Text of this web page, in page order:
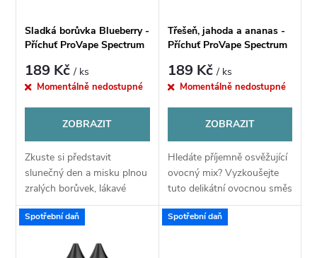
í
p
r
d
u
k
s
p
r
o
d
u
Sladká borůvka Blueberry -
Příchuť ProVape Spectrum
189 Kč/ ks
Momentálně nedostupné
ZOBRAZIT
Zkuste si představit
slunečný den a misku plnou
zralých borůvek, lákavé
spojení, nemyslíte? Nyní si
můžete vychutnat tuto
na vás záplava...
Třešeň, jahoda a ananas -
Příchuť ProVape Spectrum
189 Kč/ ks
Momentálně nedostupné
ZOBRAZIT
Hledáte příjemně osvěžující
ovocný mix? Vyzkoušejte
tuto delikátní ovocnou směs
namíchanou se skutečnou
láskou. Směs je tvořena
Spotřební daň Spotřební daň